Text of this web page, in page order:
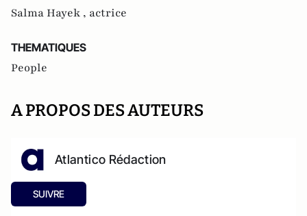
Salma Hayek , actrice
THEMATIQUES
People
A PROPOS DES AUTEURS
Atlantico Rédaction
SUIVRE